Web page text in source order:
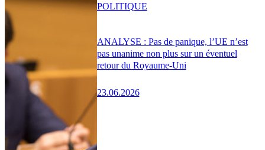
ANALYSE : Pas de panique, l’UE n’est
pas unanime non plus sur un éventuel
retour du Royaume-Uni
23.06.2026
POLITIQUE